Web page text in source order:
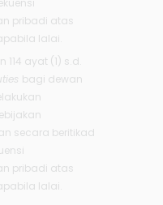
pribadi atas
lalai.
114 ayat (1) s.d.
bagi dewan
secara beritikad
pribadi atas
lalai.